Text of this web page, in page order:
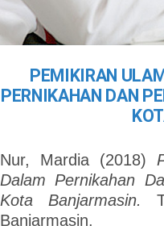
PEMIKIRAN
PERNIKAHAN DAN
Nur, Mardia(2018)
Dalam Pernikahan
Kota Banjarmasin.
Banjarmasin.